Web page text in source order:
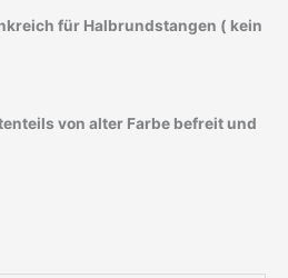
für Halbrundstangen ( kein
von alter Farbe befreit und